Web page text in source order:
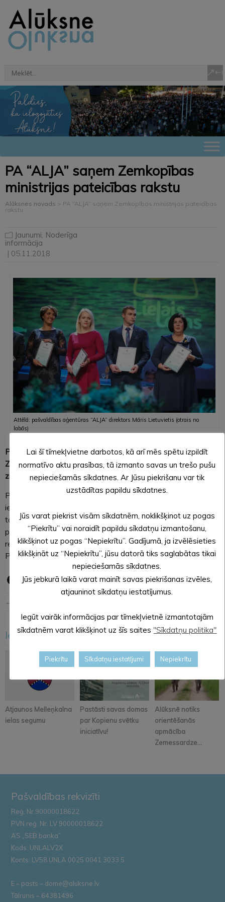
PA “ALJA” saņem Zemkopības
ministrijas pateicības rakstu
Alūksnes novads > PA “ALJA” saņem Zemkopības ministrijas pateicības
rakstu
Jaunumi Noderīga
informācija
| 05.11.2018
Attēlā: pašvaldības aģentūras “ALJA” direktors Māris Lietuvietis (otrais no
labās)
Piektdien, 2. novembrī, pašvaldības aģentūra “ALJA” saņēma
Zemkopības ministrijas pateicības rakstu Gada balvas
zivsaimniecībā “Lielais loms 2018” pasniegšanas ceremonijā.
Pateicības rakstā teikts: “Mēs augstu novērtējam jūsu
ieguldījumu zivsaimniecības nozares un līdz ar to arī Latvijas
tautsaimniecības attīstības veicināšanā. Jūs esat labais
piemērs visiem citiem saimniekošanas mākslā un labu
rezultātu sasniegšanā. Jūsu darbs mūs priecē un gandarī.
Paldies jums par to!”
← Iepriekšējā ziņa
Iesakām arī šo
Atjaunos Melleņkalna
ielas segumu
Pastāsti savas domas
par Kopienu svētku
iniciatīvu!
Alūksnē notiks
orientēšanās
apmācība
Zemessardze...
Pašvaldības rekvizīti
Reģ. Nr.90000018622
PVN reģ. Nr. LV 90000018622
AS „SEB banka”
Kods: UNLALV2X
Konts: LV58 UNLA 0025 0041 3033 5
E – pasts – dome@aluksne.lv
Tālrunis – 64381496
Lai šī tīmekļvietne darbotos, kā arī mēs spētu izpildīt
normatīvo aktu prasības, tā izmanto savas un trešo pušu
nepieciešamās sīkdatnes. Ar Jūsu piekrišanu var tik
uzstādītas papildu sīkdatnes.
Jūs varat piekrist visām sīkdatnēm, noklikšķinot uz pogas
“Piekrītu” vai noraidīt papildu sīkdatņu izmantošanu,
klikšķinot uz pogas “Nepiekrītu”. Gadījumā, ja izvēlēsieties
klikšķināt uz “Nepiekrītu”, jūsu datorā tiks saglabātas tikai
nepieciešamās sīkdatnes.
Jūs jebkurā laikā varat mainīt savas piekrišanas izvēles,
atjauninot sīkdatņu iestatījumus.
Iegūt vairāk informācijas par tīmekļvietnē izmantotajām
sīkdatnēm varat klikšķinot uz šīs saites "Sīkdatņu politika"
Piekrītu Sīkdatņu iestatījumi Nepiekrītu